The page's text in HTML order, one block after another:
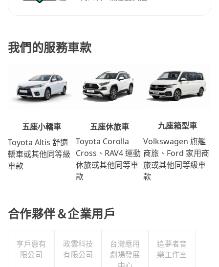
我們的服務車款
五座小轎車
Toyota Altis 舒適
轎車或其他同等級
車款
五座休旅車
Toyota Corolla
Cross、RAV4 運動
休旅或其他同等車
款
九座箱型車
Volkswagen 旗艦
商旅、Ford 家用商
旅或其他同等級車
款
合作夥伴＆企業用戶
亨戶惠有
限公司
政雲科技
有限公司
台灣應用
劇場發展
追夢者音
樂工作室